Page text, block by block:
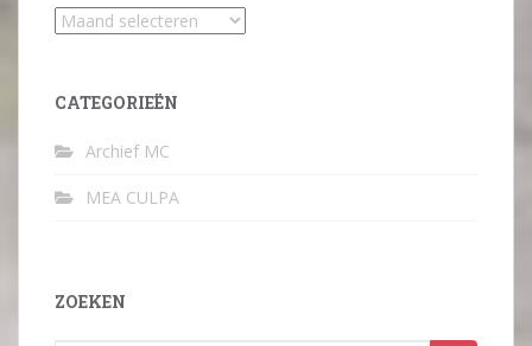
Archief
CATEGORIEËN
Archief MC
MEA CULPA
ZOEKEN